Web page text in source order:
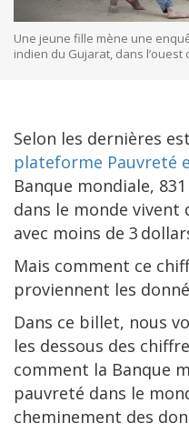
Une jeune fille mène une
indien du Gujarat, dans
Selon les dernières
plateforme Pauvreté
Banque mondiale,
dans le monde vivent
avec moins de 3
Mais comment ce
proviennent les
Dans ce billet, nous
les dessous des
comment la Banque
pauvreté dans le
cheminement des